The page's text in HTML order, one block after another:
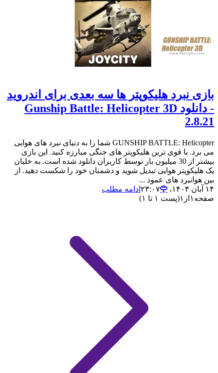
بازی نبرد هلیکوپتر ها سه بعدی برای اندروید
- دانلود Gunship Battle: Helicopter 3D
2.8.21
GUNSHIP BATTLE: Helicopter شما را به دنیای نبرد های هوایی
می برد. با قوی ترین هلیکوپتر های جنگی مبارزه کنید. این بازی
بیشتر از 30 میلیون بار توسط کاربران دانلود شده است. به خلبان
یک هلیکوپتر هوایی تبدیل شوید و دشمنان خود را شکست دهید. از
بین هوانبرد های عمود ...
۱۴ آبان ۱۴۰۴،‏ ۲۳:۰۷
ادامه مطلب
صفحه ۱ از ۱(پست ۱ تا ۱)